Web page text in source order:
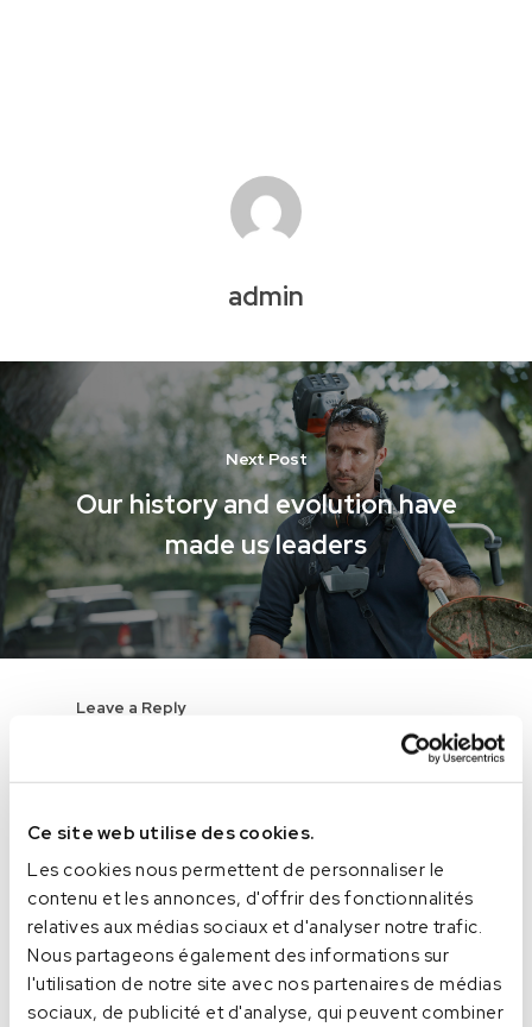
Ce site web utilise des cookies.
Les cookies nous permettent de personnaliser le
contenu et les annonces, d'offrir des fonctionnalités
relatives aux médias sociaux et d'analyser notre trafic.
Nous partageons également des informations sur
l'utilisation de notre site avec nos partenaires de médias
sociaux, de publicité et d'analyse, qui peuvent combiner
admin
Next Post
Our history and evolution have
made us leaders
Leave a Reply